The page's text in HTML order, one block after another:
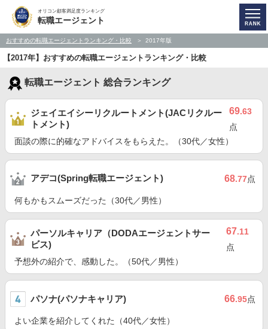
オリコン顧客満足度ランキング
転職エージェント
おすすめの転職エージェントランキング・比較 2017年版
【2017年】おすすめの転職エージェントランキング・比較
転職エージェント 総合ランキング
ジェイエイシーリクルートメント(JACリクルー
トメント)
69.63
点
面談の際に的確なアドバイスをもらえた。（30代／女性）
アデコ(Spring転職エージェント) 68.77点
何もかもスムーズだった（30代／男性）
パーソルキャリア（DODAエージェントサー
ビス)
67.11
点
予想外の紹介で、感動した。（50代／男性）
パソナ(パソナキャリア) 66.95点
よい企業を紹介してくれた（40代／女性）